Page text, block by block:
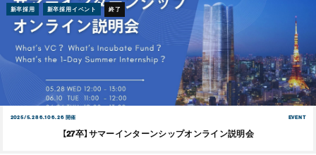
新卒採用 新卒採用イベント 終了
2025/5.28 6.10 6.26 開催 EVENT
【27卒】サマーインターンシップオンライン説明会